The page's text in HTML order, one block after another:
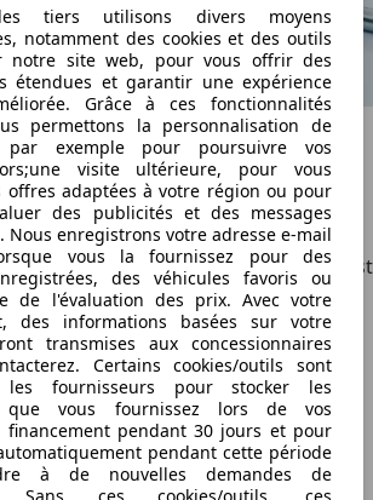
d’un service de car-sharing
ou de location de voiture doit
obligations légales et contractuelles
supplémentaires.
du véhicule
avant et après usage est
tout dommage existant et éviter
de circulationest obligatoire dans
est responsable de ses
les excès de vitesse.
de retour est indispensable, surtout
classique, où des frais de retard
tiers utilisons divers moyens
notamment des cookies et des outils
notre site web, pour vous offrir des
étendues et garantir une expérience
Grâce à ces fonctionnalités
permettons la personnalisation de
exemple pour poursuivre vos
visite ultérieure, pour vous
offres adaptées à votre région ou pour
des publicités et des messages
Nous enregistrons votre adresse e-mail
vous la fournissez pour des
des véhicules favoris ou
de l'évaluation des prix. Avec votre
des informations basées sur votre
transmises aux concessionnaires
Certains cookies/outils sont
fournisseurs pour stocker les
que vous fournissez lors de vos
financement pendant 30 jours et pour
pendant cette période
à de nouvelles demandes de